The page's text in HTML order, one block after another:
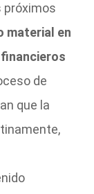
próximos
material en
de
que la